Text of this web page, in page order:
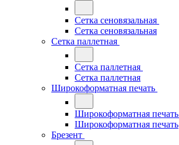
Сетка сеновязальная
Сетка сеновязальная
Сетка паллетная
Сетка паллетная
Сетка паллетная
Широкоформатная печать
Широкоформатная печать
Широкоформатная печать
Брезент